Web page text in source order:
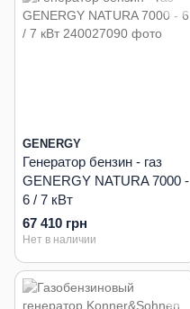
GENERGY
Генератор бензин - газ
GENERGY NATURA 7000 -
6 / 7 кВт
67 410 грн
Нет в наличии